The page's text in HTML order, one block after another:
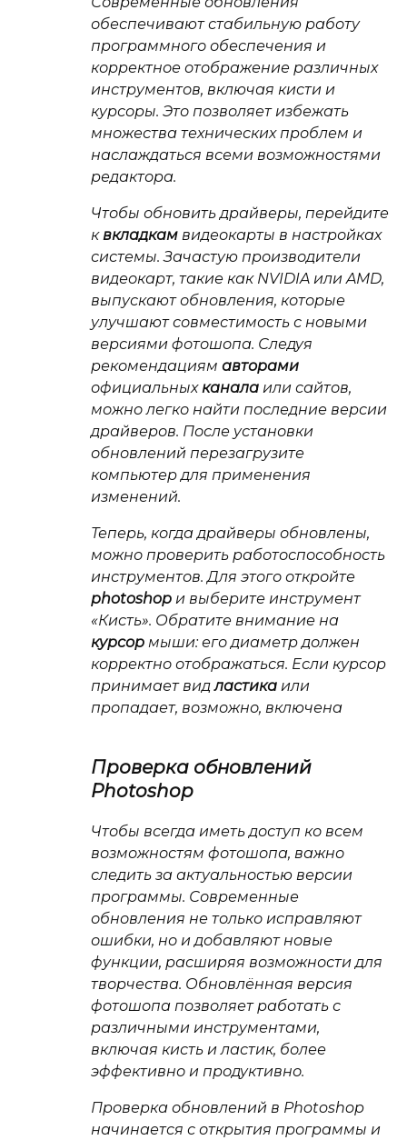
обеспечивают стабильную работу
программного обеспечения и
корректное отображение различных
инструментов, включая кисти и
курсоры. Это позволяет избежать
множества технических проблем и
наслаждаться всеми возможностями
редактора.
Чтобы обновить драйверы, перейдите
квкладкам видеокарты в настройках
системы. Зачастую производители
видеокарт, такие как NVIDIA или AMD,
выпускают обновления, которые
улучшают совместимость с новыми
версиями фотошопа. Следуя
рекомендациям авторами
официальныхканала или сайтов,
можно легко найти последние версии
драйверов. После установки
обновлений перезагрузите
компьютер для применения
изменений.
Теперь, когда драйверы обновлены,
можно проверить работоспособность
инструментов. Для этого откройте
photoshop и выберите инструмент
«Кисть». Обратите внимание на
курсор мыши: его диаметр должен
корректно отображаться. Если курсор
принимает видластика или
пропадает, возможно, включена
Проверка обновлений
Photoshop
Чтобы всегда иметь доступ ко всем
возможностям фотошопа, важно
следить за актуальностью версии
программы. Современные
обновления не только исправляют
ошибки, но и добавляют новые
функции, расширяя возможности для
творчества. Обновлённая версия
фотошопа позволяет работать с
различными инструментами,
включая кисть и ластик, более
эффективно и продуктивно.
Проверка обновлений в Photoshop
начинается с открытия программы и